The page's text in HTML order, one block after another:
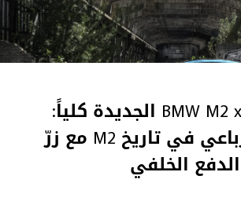
BMW M2 xDrive 2027 الجديدة كلياً:
أول دفع رباعي في تاريخ M2 مع زرّ
الخلفي